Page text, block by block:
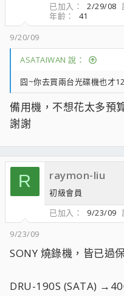
已加入
2/29/08
年齡
41
9/20/09
ASATAIWAN 說：
囧~你去買兩台光碟機也才
備用機，不想花太多預
謝謝
R raymon-liu
初級會員
已加入
9/23/09
9/23/09
SONY 燒錄機，皆已過
DRU-190S (SATA)